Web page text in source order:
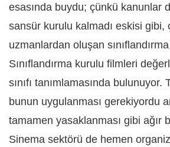
esasında buydu; çünkü kanunlar
sansür kurulu kalmadı eskisi gibi,
uzmanlardan oluşan
Sınıflandırma kurulu filmleri
sınıfı tanımlamasında bulunuyor.
bunun uygulanması gerekiyordu
tamamen yasaklanması gibi ağır
Sinema sektörü de hemen